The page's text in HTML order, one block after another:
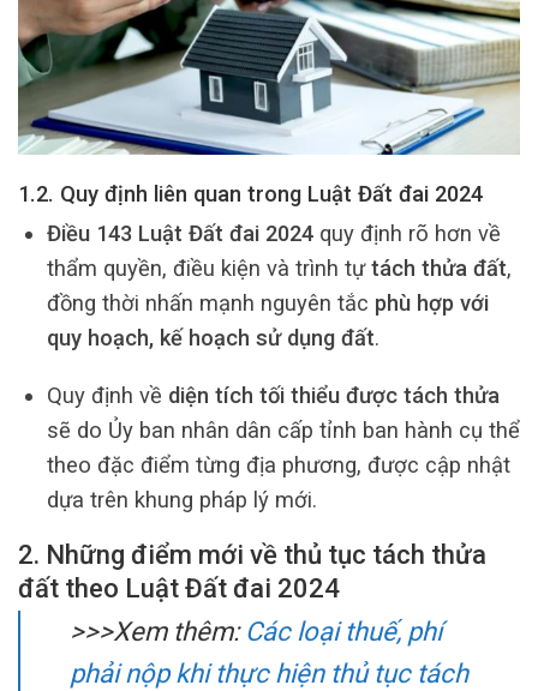
1.2. Quy định liên quan trong Luật Đất đai 2024
Điều 143 Luật Đất đai 2024quy định rõ hơn về
thẩm quyền, điều kiện và trình tựtách thửa đất,
đồng thời nhấn mạnh nguyên tắc phù hợp với
quy hoạch, kế hoạch sử dụng đất.
Quy định về diện tích tối thiểu được tách thửa
sẽ do Ủy ban nhân dân cấp tỉnh ban hành cụ thể
theo đặc điểm từng địa phương, được cập nhật
dựa trên khung pháp lý mới.
2. Những điểm mới về thủ tục tách thửa
đất theo Luật Đất đai 2024
>>>Xem thêm: Các loại thuế, phí
phải nộp khi thực hiện thủ tục tách